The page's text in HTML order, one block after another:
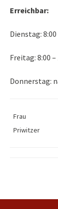
Erreichbar:
Dienstag:
Freitag: 8:00 –
Donnerstag:
Frau
Priwitzer